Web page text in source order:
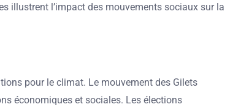
illustrent l’impact des mouvements sociaux sur la
pour le climat. Le mouvement des Gilets
économiques et sociales. Les élections